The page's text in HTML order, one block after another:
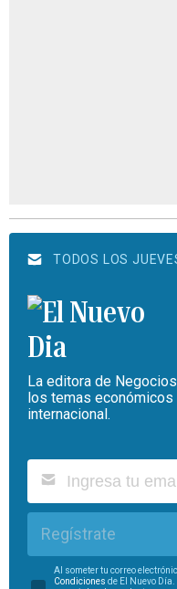
TODOS LOS
La editora de
los temas
internacional.
Regístrate
Al someter tu correo
Condiciones de El Nuevo